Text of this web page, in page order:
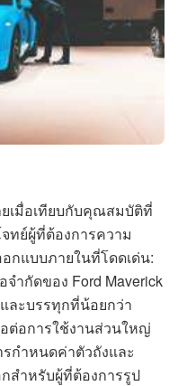
เมื่อเทียบกับคุณสมบัติที่
ทย์ผู้ที่ต้องการความ
กแบบภายในที่โดดเด่น:
ำกัดของ Ford Maverick
ละบรรทุกที่น้อยกว่า
อต่อการใช้งานส่วนใหญ่
กำหนดค่าตัวถังและ
กสำหรับผู้ที่ต้องการรูป